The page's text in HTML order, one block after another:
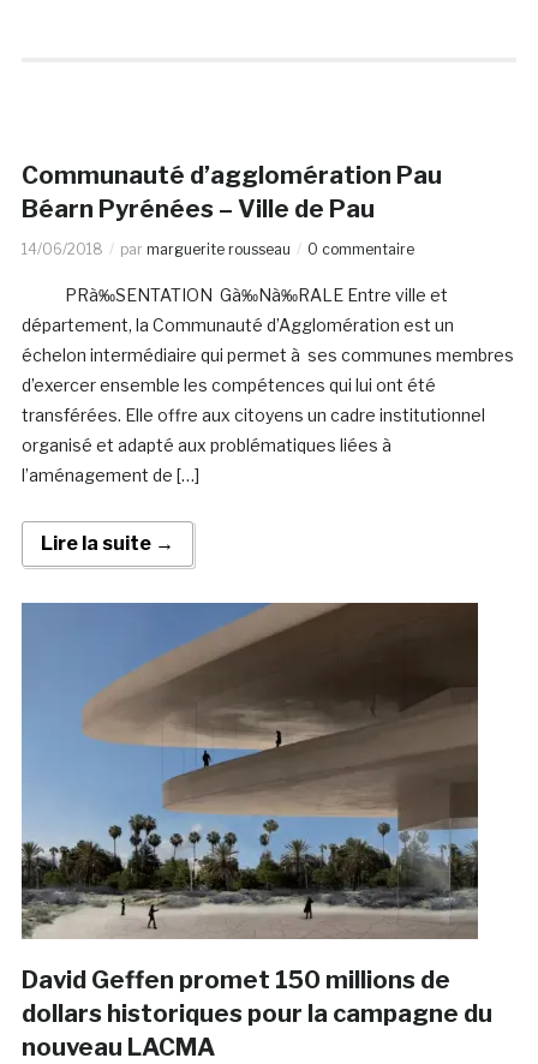
Communauté d’agglomération Pau
Béarn Pyrénées – Ville de Pau
14/06/2018 par marguerite rousseau 0 commentaire
PRà‰SENTATION Gà‰Nà‰RALE Entre ville et
département, la Communauté d’Agglomération est un
échelon intermédiaire qui permet à ses communes membres
d’exercer ensemble les compétences qui lui ont été
transférées. Elle offre aux citoyens un cadre institutionnel
organisé et adapté aux problématiques liées à
l’aménagement de […]
Lire la suite →
David Geffen promet 150 millions de
dollars historiques pour la campagne du
nouveau LACMA